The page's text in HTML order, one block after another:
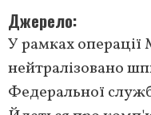
Джерело
У рамках операції
нейтралізовано
Федеральної